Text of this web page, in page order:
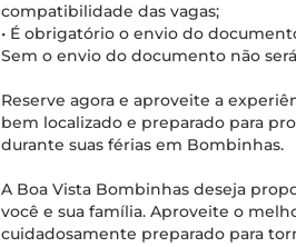
compatibilidade das vagas;
• É obrigatório o envio do
Sem o envio do documento não
Reserve agora e aproveite a
bem localizado e preparado para
durante suas férias em Bombinhas.
A Boa Vista Bombinhas deseja
você e sua família. Aproveite o
cuidadosamente preparado para